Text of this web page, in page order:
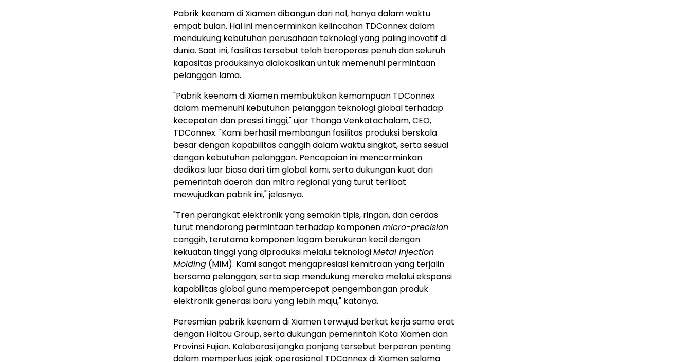
Pabrik keenam di Xiamen dibangun dari nol, hanya dalam waktu
empat bulan. Hal ini mencerminkan kelincahan TDConnex dalam
mendukung kebutuhan perusahaan teknologi yang paling inovatif di
dunia. Saat ini, fasilitas tersebut telah beroperasi penuh dan seluruh
kapasitas produksinya dialokasikan untuk memenuhi permintaan
pelanggan lama.
"Pabrik keenam di Xiamen membuktikan kemampuan TDConnex
dalam memenuhi kebutuhan pelanggan teknologi global terhadap
kecepatan dan presisi tinggi," ujar Thanga Venkatachalam, CEO,
TDConnex. "Kami berhasil membangun fasilitas produksi berskala
besar dengan kapabilitas canggih dalam waktu singkat, serta sesuai
dengan kebutuhan pelanggan. Pencapaian ini mencerminkan
dedikasi luar biasa dari tim global kami, serta dukungan kuat dari
pemerintah daerah dan mitra regional yang turut terlibat
mewujudkan pabrik ini," jelasnya.
"Tren perangkat elektronik yang semakin tipis, ringan, dan cerdas
turut mendorong permintaan terhadap komponenmicro-precision
canggih, terutama komponen logam berukuran kecil dengan
kekuatan tinggi yang diproduksi melalui teknologiMetal Injection
Molding (MIM). Kami sangat mengapresiasi kemitraan yang terjalin
bersama pelanggan, serta siap mendukung mereka melalui ekspansi
kapabilitas global guna mempercepat pengembangan produk
elektronik generasi baru yang lebih maju," katanya.
Peresmian pabrik keenam di Xiamen terwujud berkat kerja sama erat
dengan Haitou Group, serta dukungan pemerintah Kota Xiamen dan
Provinsi Fujian. Kolaborasi jangka panjang tersebut berperan penting
dalam memperluas jejak operasional TDConnex di Xiamen selama